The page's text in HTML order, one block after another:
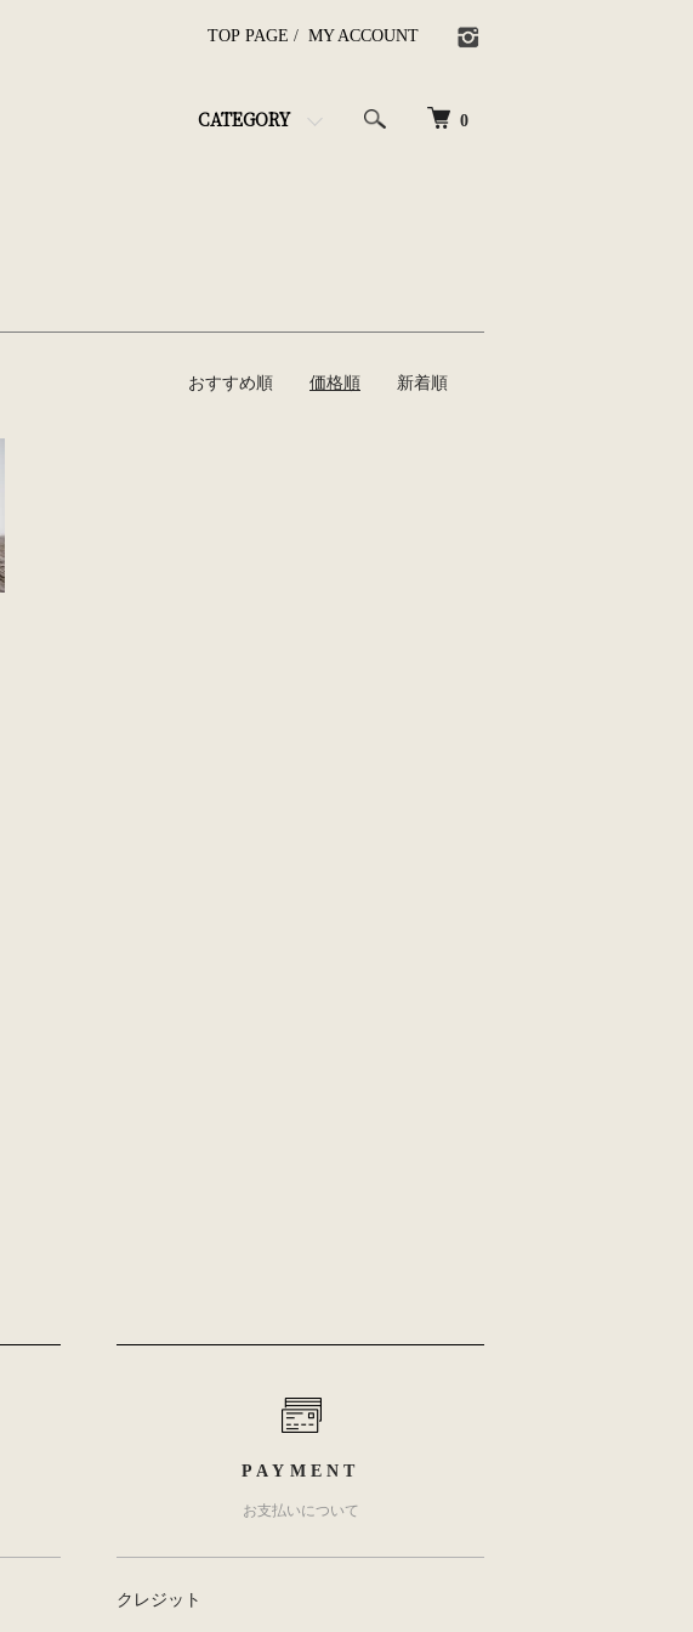
0
CATEGORY
TOP PAGE / MY ACCOUNT
おすすめ順 価格順 新着順
PAYMENT
お支払いについて
クレジット